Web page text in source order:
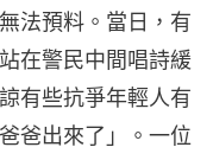
法預料。當日，有
在警民中間唱詩緩
有些抗爭年輕人有
爸出來了」。一位